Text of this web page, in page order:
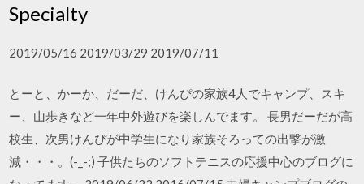
Specialty
2019/05/16 2019/03/29 2019/07/11
とーと、かーか、だーだ、けんぴの家族4人でキャンプ、スキ
ー、山歩きなど一年中外遊びを楽しんでます。 長男だーだが高
校生、次男けんぴが中学生になり家族そろっての出撃が激
減・・・。(-_-;) 子供たちのソフトテニスの応援中心のブログに